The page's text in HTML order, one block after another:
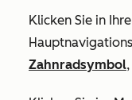
Klicken Sie in
Zahnradsymbol